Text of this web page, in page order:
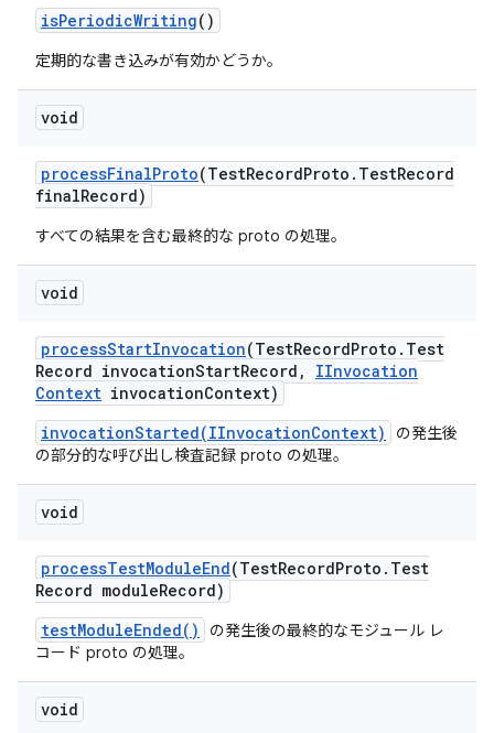
isPeriodicWriting()
定期的な書き込みが有効かどうか。
void
processFinalProto(TestRecordProto . TestRecord
finalRecord)
すべての結果を含む最終的な proto の処理。
void
processStartInvocation(TestRecordProto . Test
Record invocationStartRecord ,
IInvocation
Context invocationContext)
invocationStarted(IInvocationContext)
の発生後
の部分的な呼び出し検査記録 proto の処理。
void
processTestModuleEnd(TestRecordProto . Test
Record moduleRecord)
testModuleEnded()
の発生後の最終的なモジュール レ
コード proto の処理。
void